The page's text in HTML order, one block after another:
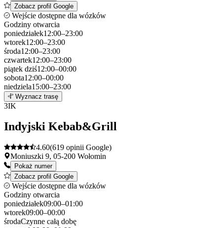
Zobacz profil Google
Wejście dostępne dla wózków
Godziny otwarcia
poniedziałek12:00–23:00
wtorek12:00–23:00
środa12:00–23:00
czwartek12:00–23:00
piątek dziś12:00–00:00
sobota12:00–00:00
niedziela15:00–23:00
+
−
Wyznacz trasę
3IK
Indyjski Kebab&Grill
4.60(619 opinii Google)
Moniuszki 9, 05-200 Wołomin
Pokaż numer
Zobacz profil Google
Wejście dostępne dla wózków
Godziny otwarcia
poniedziałek09:00–01:00
wtorek09:00–00:00
środaCzynne całą dobę